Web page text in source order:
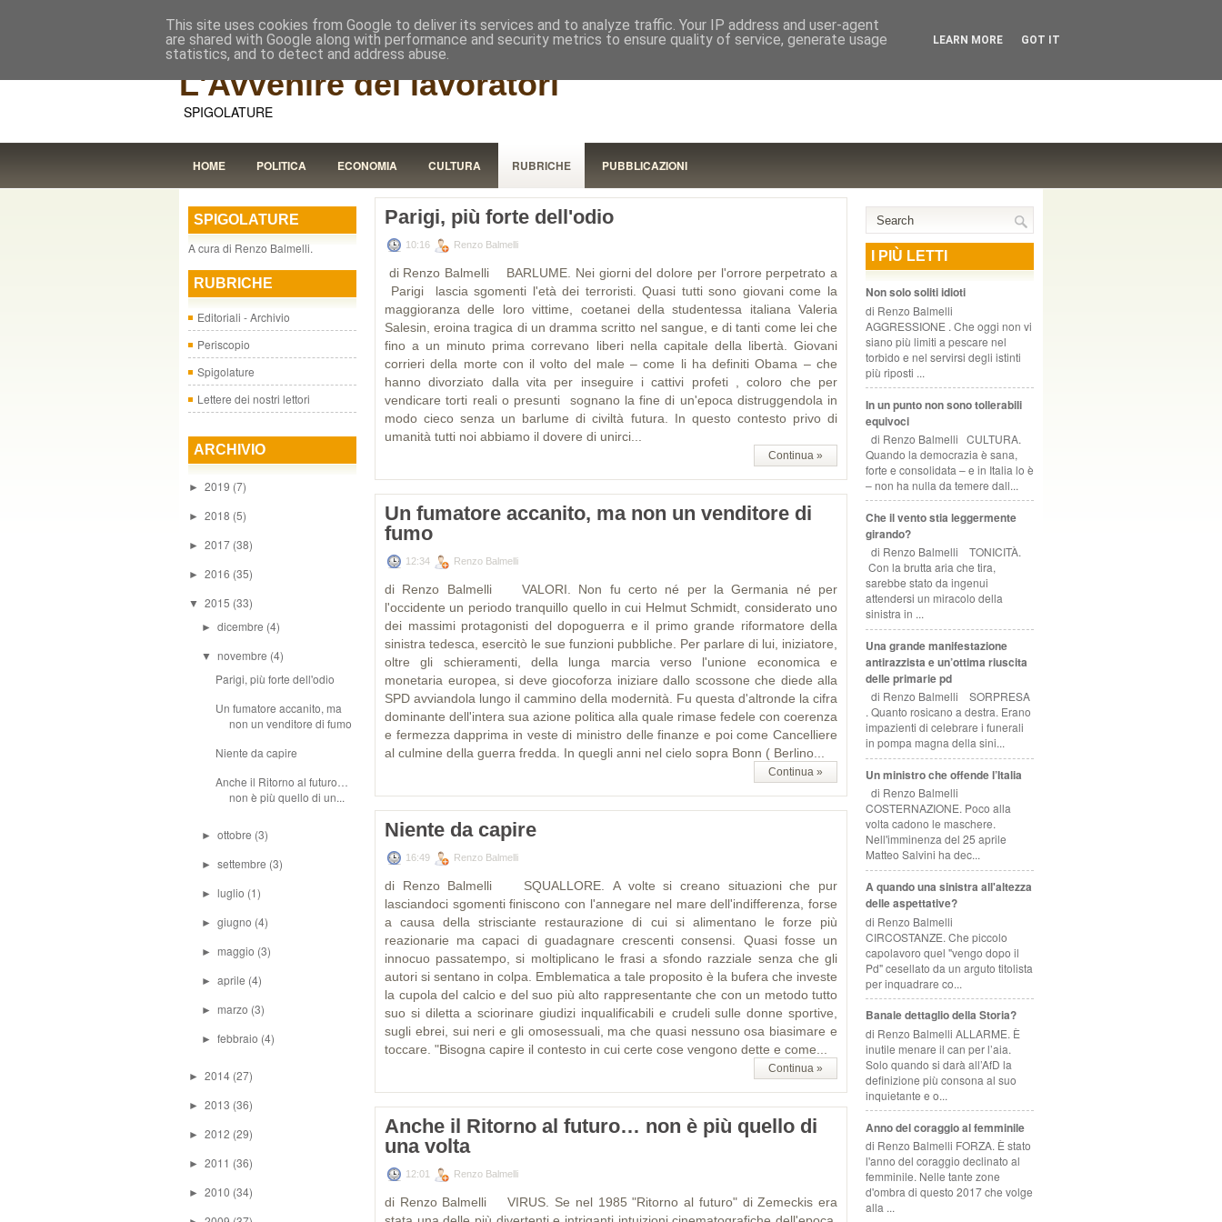
RISTORANTE COOPERATIVO, ZURIGO
L'Avvenire dei lavoratori
SPIGOLATURE
HOME POLITICA ECONOMIA CULTURA RUBRICHE PUBBLICAZIONI
SPIGOLATURE
A cura di Renzo Balmelli.
RUBRICHE
Editoriali - Archivio
Periscopio
Spigolature
Lettere dei nostri lettori
ARCHIVIO
► 2019 (7)
► 2018 (5)
► 2017 (38)
► 2016 (35)
▼ 2015 (33)
►dicembre (4)
▼novembre (4)
Parigi, più forte dell'odio
Un fumatore accanito, ma
non un venditore di fumo
Niente da capire
Anche il Ritorno al futuro…
non è più quello di un...
►ottobre (3)
►settembre (3)
► luglio (1)
►giugno (4)
► maggio (3)
►aprile (4)
► marzo (3)
►febbraio (4)
► 2014 (27)
► 2013 (36)
► 2012 (29)
► 2011 (36)
► 2010 (34)
Parigi, più forte dell'odio
10:16 Renzo Balmelli
di Renzo Balmelli BARLUME. Nei giorni del dolore per l'orrore perpetrato a
Parigi lascia sgomenti l'età dei terroristi. Quasi tutti sono giovani come la
maggioranza delle loro vittime, coetanei della studentessa italiana Valeria
Salesin, eroina tragica di un dramma scritto nel sangue, e di tanti come lei che
fino a un minuto prima correvano liberi nella capitale della libertà. Giovani
corrieri della morte con il volto del male – come li ha definiti Obama – che
hanno divorziato dalla vita per inseguire i cattivi profeti , coloro che per
vendicare torti reali o presunti sognano la fine di un'epoca distruggendola in
modo cieco senza un barlume di civiltà futura. In questo contesto privo di
umanità tutti noi abbiamo il dovere di unirci...
Continua »
Un fumatore accanito, ma non un venditore di
fumo
12:34 Renzo Balmelli
di Renzo Balmelli VALORI. Non fu certo né per la Germania né per
l'occidente un periodo tranquillo quello in cui Helmut Schmidt, considerato uno
dei massimi protagonisti del dopoguerra e il primo grande riformatore della
sinistra tedesca, esercitò le sue funzioni pubbliche. Per parlare di lui, iniziatore,
oltre gli schieramenti, della lunga marcia verso l'unione economica e
monetaria europea, si deve giocoforza iniziare dallo scossone che diede alla
SPD avviandola lungo il cammino della modernità. Fu questa d'altronde la cifra
dominante dell'intera sua azione politica alla quale rimase fedele con coerenza
e fermezza dapprima in veste di ministro delle finanze e poi come Cancelliere
al culmine della guerra fredda. In quegli anni nel cielo sopra Bonn ( Berlino...
Continua »
Niente da capire
16:49 Renzo Balmelli
di Renzo Balmelli SQUALLORE. A volte si creano situazioni che pur
lasciandoci sgomenti finiscono con l'annegare nel mare dell'indifferenza, forse
a causa della strisciante restaurazione di cui si alimentano le forze più
reazionarie ma capaci di guadagnare crescenti consensi. Quasi fosse un
innocuo passatempo, si moltiplicano le frasi a sfondo razziale senza che gli
autori si sentano in colpa. Emblematica a tale proposito è la bufera che investe
la cupola del calcio e del suo più alto rappresentante che con un metodo tutto
suo si diletta a sciorinare giudizi inqualificabili e crudeli sulle donne sportive,
sugli ebrei, sui neri e gli omosessuali, ma che quasi nessuno osa biasimare e
toccare. "Bisogna capire il contesto in cui certe cose vengono dette e come...
Continua »
Anche il Ritorno al futuro… non è più quello di
una volta
12:01 Renzo Balmelli
di Renzo Balmelli VIRUS. Se nel 1985 "Ritorno al futuro" di Zemeckis era
I PIÙ LETTI
Non solo soliti idioti
di Renzo Balmelli
AGGRESSIONE . Che oggi non vi
siano più limiti a pescare nel
torbido e nel servirsi degli istinti
più riposti ...
In un punto non sono tollerabili
equivoci
di Renzo Balmelli CULTURA.
Quando la democrazia è sana,
forte e consolidata – e in Italia lo è
– non ha nulla da temere dall...
Che il vento stia leggermente
girando?
di Renzo Balmelli TONICITÀ.
Con la brutta aria che tira,
sarebbe stato da ingenui
attendersi un miracolo della
sinistra in ...
Una grande manifestazione
antirazzista e un’ottima riuscita
delle primarie pd
di Renzo Balmelli SORPRESA
. Quanto rosicano a destra. Erano
impazienti di celebrare i funerali
in pompa magna della sini...
Un ministro che offende l’Italia
di Renzo Balmelli
COSTERNAZIONE. Poco alla
volta cadono le maschere.
Nell'imminenza del 25 aprile
Matteo Salvini ha dec...
A quando una sinistra all'altezza
delle aspettative?
di Renzo Balmelli
CIRCOSTANZE. Che piccolo
capolavoro quel "vengo dopo il
Pd" cesellato da un arguto titolista
per inquadrare co...
Banale dettaglio della Storia?
di Renzo Balmelli ALLARME. È
inutile menare il can per l’aia.
Solo quando si darà all’AfD la
definizione più consona al suo
inquietante e o...
Anno del coraggio al femminile
di Renzo Balmelli FORZA. È stato
l'anno del coraggio declinato al
femminile. Nelle tante zone
d'ombra di questo 2017 che volge
alla ...
This site uses cookies from Google to deliver its services and to analyze traffic. Your IP address and user-agent
are shared with Google along with performance and security metrics to ensure quality of service, generate usage
statistics, and to detect and address abuse.
LEARN MORE GOT IT